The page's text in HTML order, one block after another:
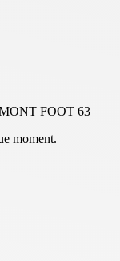
FOOT 63
moment.